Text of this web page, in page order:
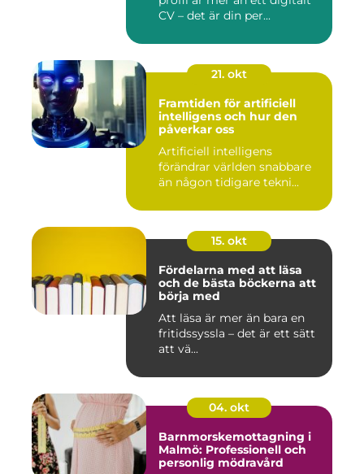
CV – det är din per...
21. okt
Framtiden för artificiell
intelligens och hur den
påverkar oss
Artificiell intelligens
förändrar världen snabbare
än någon tidigare tekni...
15. okt
Fördelarna med att läsa
och de bästa böckerna att
börja med
Att läsa är mer än bara en
fritidssyssla – det är ett sätt
att vä...
04. okt
Barnmorskemottagning i
Malmö: Professionell och
personlig mödravård